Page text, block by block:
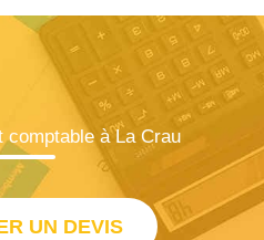
comptable à La Crau
UN DEVIS